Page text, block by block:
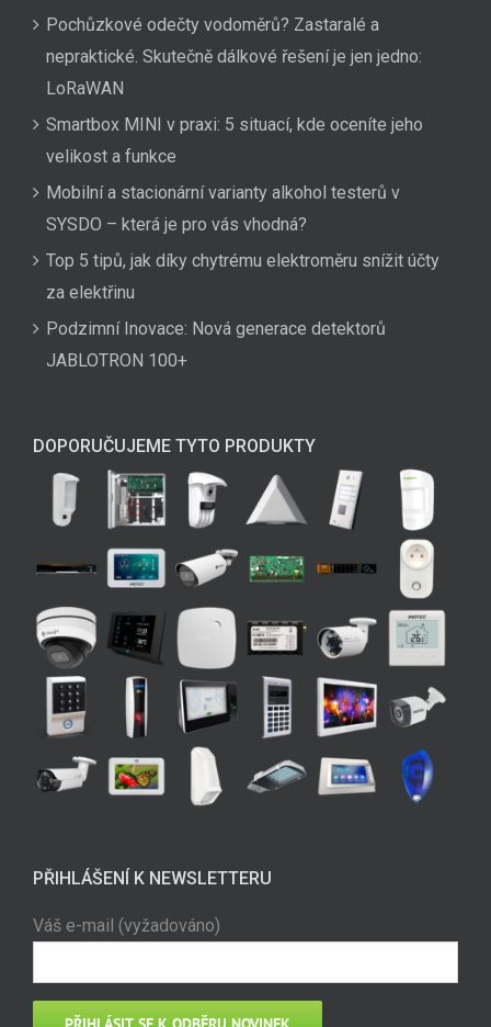
Pochůzkové odečty vodoměrů? Zastaralé a
nepraktické. Skutečně dálkové řešení je jen jedno:
LoRaWAN
Smartbox MINI v praxi: 5 situací, kde oceníte jeho
velikost a funkce
Mobilní a stacionární varianty alkohol testerů v
SYSDO – která je pro vás vhodná?
Top 5 tipů, jak díky chytrému elektroměru snížit účty
za elektřinu
Podzimní Inovace: Nová generace detektorů
JABLOTRON 100+
DOPORUČUJEME TYTO PRODUKTY
PŘIHLÁŠENÍ K NEWSLETTERU
Váš e-mail (vyžadováno)